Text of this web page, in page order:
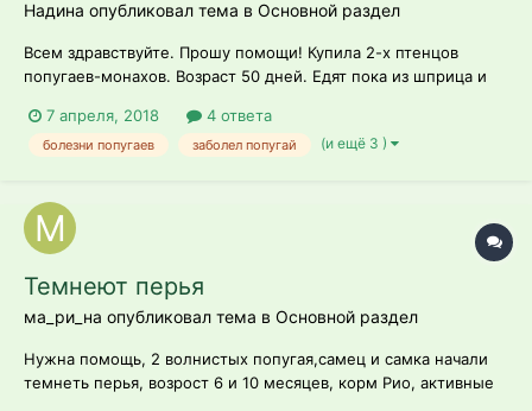
Надина опубликовал тема в Основной раздел
Всем здравствуйте. Прошу помощи! Купила 2-х птенцов
попугаев-монахов. Возраст 50 дней. Едят пока из шприца и
другой попугайчик оказался с проблемой. Кушать нормально
не может: даже когда из шприца ест жидкую безмолочную
7 апреля, 2018 4 ответа
болезни попугаев заболел попугай (и ещё 3 )
Темнеют перья
ма_ри_на опубликовал тема в Основной раздел
Нужна помощь, 2 волнистых попугая,самец и самка начали
темнеть перья, возрост 6 и 10 месяцев, корм Рио, активные